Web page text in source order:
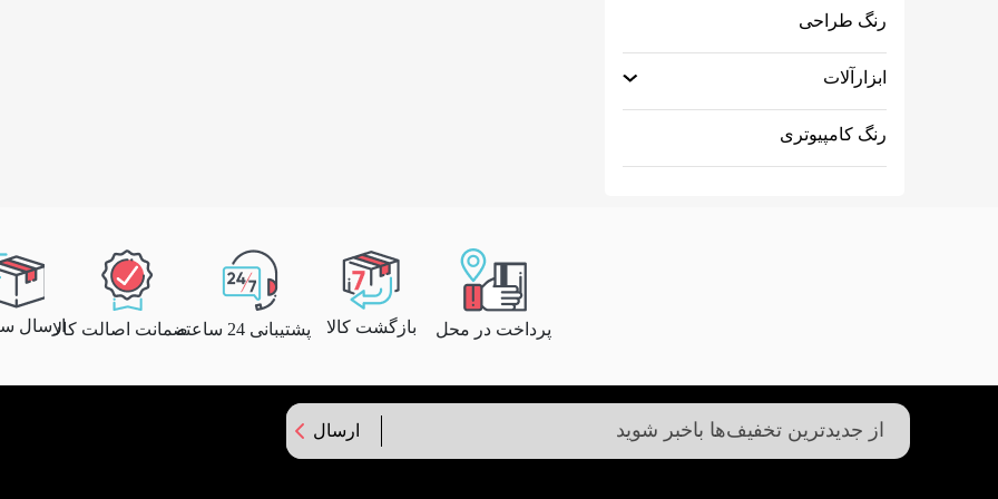
رنگ طراحی
ابزارآلات
رنگ کامپیوتری
پرداخت در محل بازگشت کالا پشتیبانی 24 ساعته ضمانت اصالت کالاارسال
ارسال